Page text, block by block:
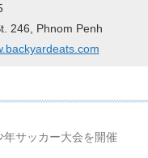
246, Phnom Penh
年サッカー大会を開催